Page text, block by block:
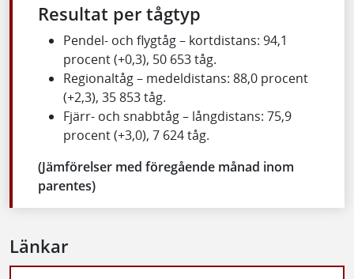
Resultat per tågtyp
Pendel- och flygtåg – kortdistans: 94,1
procent (+0,3), 50 653 tåg.
Regionaltåg – medeldistans: 88,0 procent
(+2,3), 35 853 tåg.
Fjärr- och snabbtåg – långdistans: 75,9
procent (+3,0), 7 624 tåg.
(Jämförelser med föregående månad inom
parentes)
Länkar